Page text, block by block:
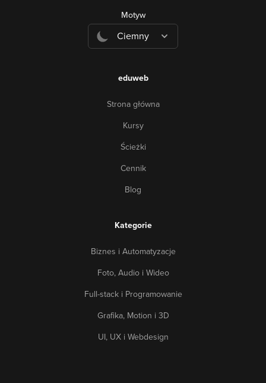
Motyw
Ciemny
eduweb
Strona główna
Kursy
Ścieżki
Cennik
Blog
Kategorie
Biznes i Automatyzacje
Foto, Audio i Wideo
Full-stack i Programowanie
Grafika, Motion i 3D
UI, UX i Webdesign